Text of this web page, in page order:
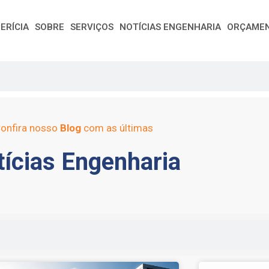
SOBRE SERVIÇOS NOTÍCIAS ENGENHARIA
nosso Blogcom as últimas
Engenharia